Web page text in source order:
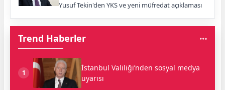
Yusuf Tekin'den YKS ve yeni müfredat açıklaması
Trend Haberler
1
İstanbul Valiliği’nden sosyal medya
uyarısı